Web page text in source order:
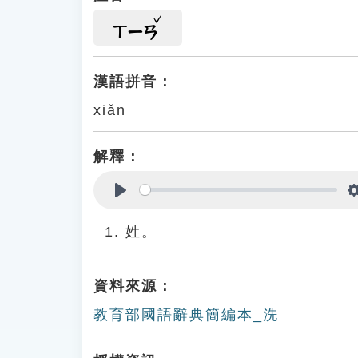
ㄒㄧㄢ
漢語拼音：
xiǎn
解釋：
姓。
資料來源：
教育部國語辭典簡編本_洗